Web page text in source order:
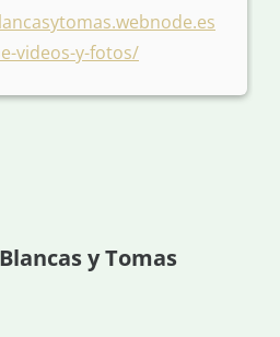
videos-y-fotos/
y Tomas